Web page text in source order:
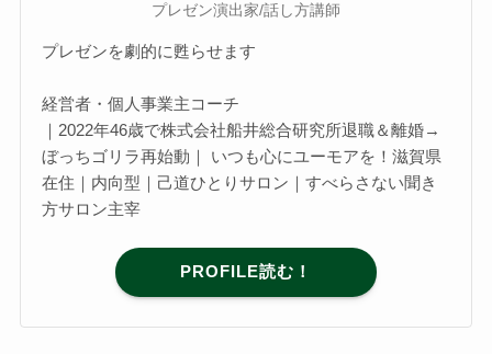
プレゼン演出家/話し方講師
プレゼンを劇的に甦らせます
経営者・個人事業主コーチ
｜2022年46歳で株式会社船井総合研究所退職＆離婚→
ぼっちゴリラ再始動｜ いつも心にユーモアを！滋賀県
在住｜内向型｜己道ひとりサロン｜すべらさない聞き
方サロン主宰
PROFILE読む！